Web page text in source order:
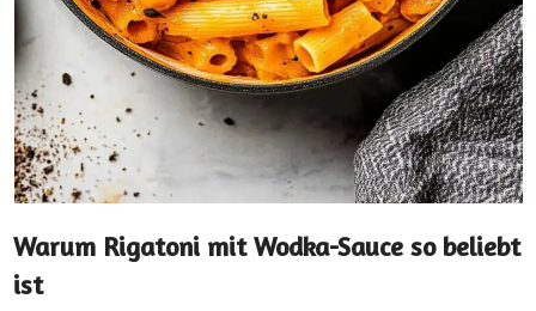
Warum Rigatoni mit Wodka-Sauce so beliebt
ist